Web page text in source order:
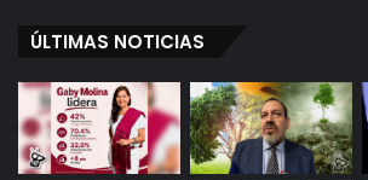
ÚLTIMAS NOTICIAS